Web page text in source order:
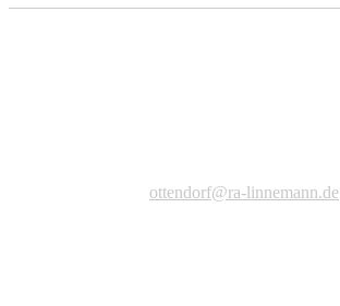
ottendorf@ra-linnemann.de